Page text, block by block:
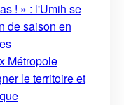
! » : l'Umih se
de saison en
Métropole
le territoire et